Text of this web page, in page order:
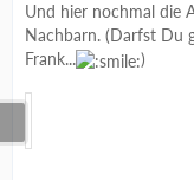
Und hier nochmal die
Nachbarn. (Darfst Du
Frank...
)